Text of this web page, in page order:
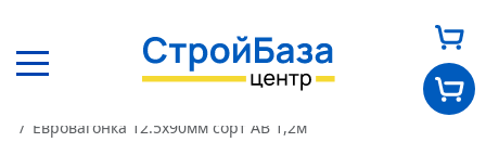
Евровагонка 12.5х90мм сорт АВ 1,2м